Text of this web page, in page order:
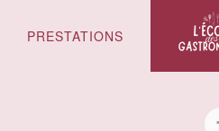
PRESTATIONS